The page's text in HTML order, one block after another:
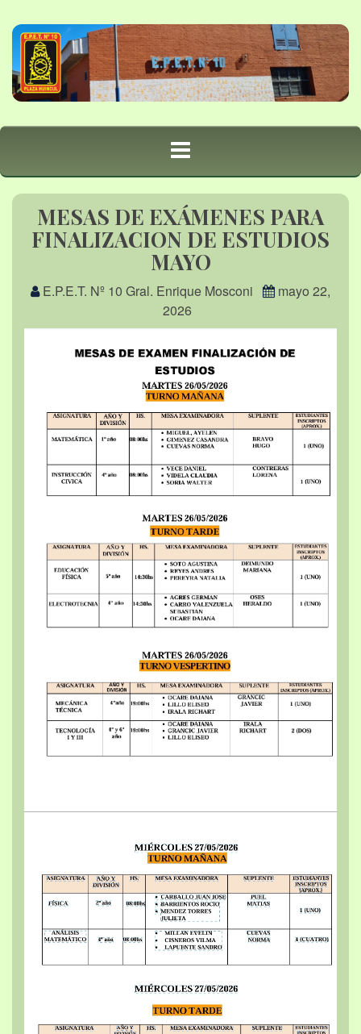
MESAS DE EXÁMENES PARA
FINALIZACION DE ESTUDIOS
MAYO
E.P.E.T. Nº 10 Gral. Enrique Mosconi
mayo 22,
2026